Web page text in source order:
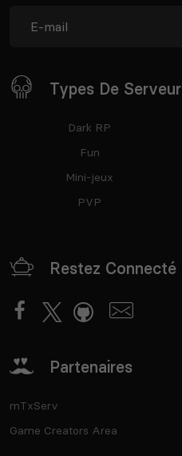
Types De Serveur
Dark RP
Fun
Mini-jeux
PVP
Restez Connecté
Partenaires
mTxServ
Game Creators Area